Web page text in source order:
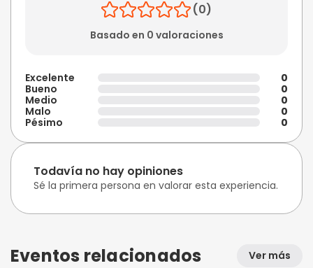
(0)
Basado en 0 valoraciones
Excelente
0
Bueno
0
Medio
0
Malo
0
Pésimo
0
Todavía no hay opiniones
Sé la primera persona en valorar esta experiencia.
Eventos relacionados Ver más